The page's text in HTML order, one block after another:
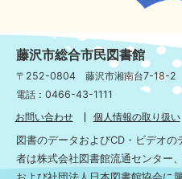
藤沢市総合市民図書館
〒252-0804 藤沢市湘南台7-18-2
電話：0466-43-1111
お問い合わせ
個人情報の取り扱い
図書のデータおよびCD・ビデオ
者は株式会社図書館流通センター